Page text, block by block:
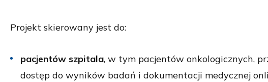
Projekt skierowany jest do:
pacjentów szpitala, w tym pacjentów onkologicznych,
dostęp do wyników badań i dokumentacji medycznej